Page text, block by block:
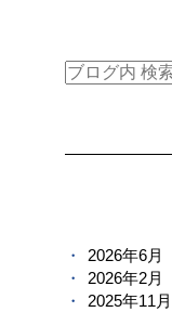
2026年6月
2026年2月
2025年11月